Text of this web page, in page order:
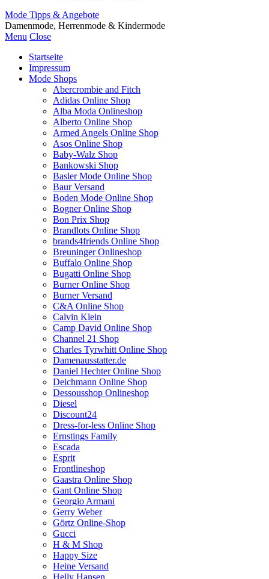
Mode Tipps & Angebote
Damenmode, Herrenmode & Kindermode
Menu Close
Startseite
Impressum
Mode Shops
Abercrombie and Fitch
Adidas Online Shop
Alba Moda Onlineshop
Alberto Online Shop
Armed Angels Online Shop
Asos Online Shop
Baby-Walz Shop
Bankowski Shop
Basler Mode Online Shop
Baur Versand
Boden Mode Online Shop
Bogner Online Shop
Bon Prix Shop
Brandlots Online Shop
brands4friends Online Shop
Breuninger Onlineshop
Buffalo Online Shop
Bugatti Online Shop
Burner Online Shop
Burner Versand
C&A Online Shop
Calvin Klein
Camp David Online Shop
Channel 21 Shop
Charles Tyrwhitt Online Shop
Damenausstatter.de
Daniel Hechter Online Shop
Deichmann Online Shop
Dessousshop Onlineshop
Diesel
Discount24
Dress-for-less Online Shop
Ernstings Family
Escada
Esprit
Frontlineshop
Gaastra Online Shop
Gant Online Shop
Georgio Armani
Gerry Weber
Görtz Online-Shop
Gucci
H & M Shop
Happy Size
Heine Versand
Helly Hansen